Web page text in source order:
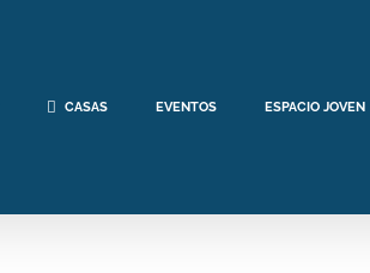
CASAS EVENTOS ESPACIO JOVEN